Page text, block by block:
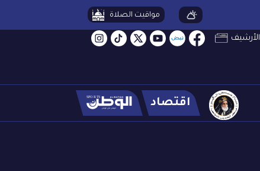
مواقيت الصلاة
الأرشيف
اقتصاد